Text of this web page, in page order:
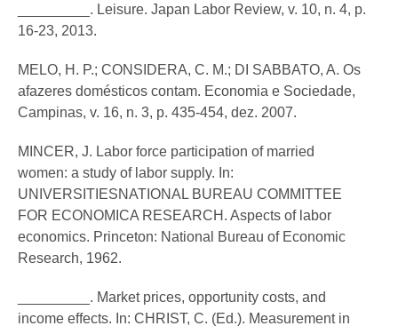
_________. Leisure. Japan Labor Review, v. 10, n. 4, p.
16-23, 2013.
MELO, H. P.; CONSIDERA, C. M.; DI SABBATO, A. Os
afazeres domésticos contam. Economia e Sociedade,
Campinas, v. 16, n. 3, p. 435-454, dez. 2007.
MINCER, J. Labor force participation of married
women: a study of labor supply. In:
UNIVERSITIESNATIONAL BUREAU COMMITTEE
FOR ECONOMICA RESEARCH. Aspects of labor
economics. Princeton: National Bureau of Economic
Research, 1962.
_________. Market prices, opportunity costs, and
income effects. In: CHRIST, C. (Ed.). Measurement in